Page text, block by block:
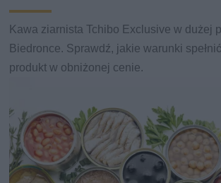
Kawa ziarnista Tchibo Exclusive w dużej
Biedronce. Sprawdź, jakie warunki
produkt w obniżonej cenie.